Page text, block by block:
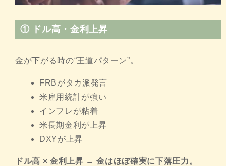
① ドル高・金利上昇
金が下がる時の“王道パターン”。
FRBがタカ派発言
米雇用統計が強い
インフレが粘着
米長期金利が上昇
DXYが上昇
ドル高 × 金利上昇 → 金はほぼ確実に下落圧力。